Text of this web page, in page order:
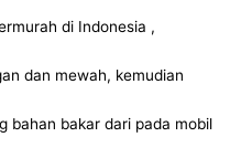
di Indonesia ,
dan mewah, kemudian
bahan bakar dari pada mobil